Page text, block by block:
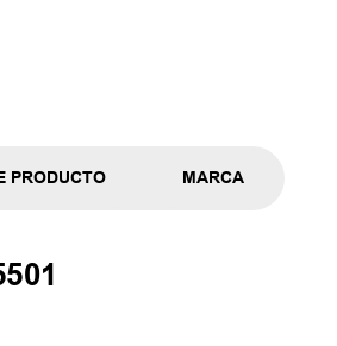
PRODUCTO MARCA